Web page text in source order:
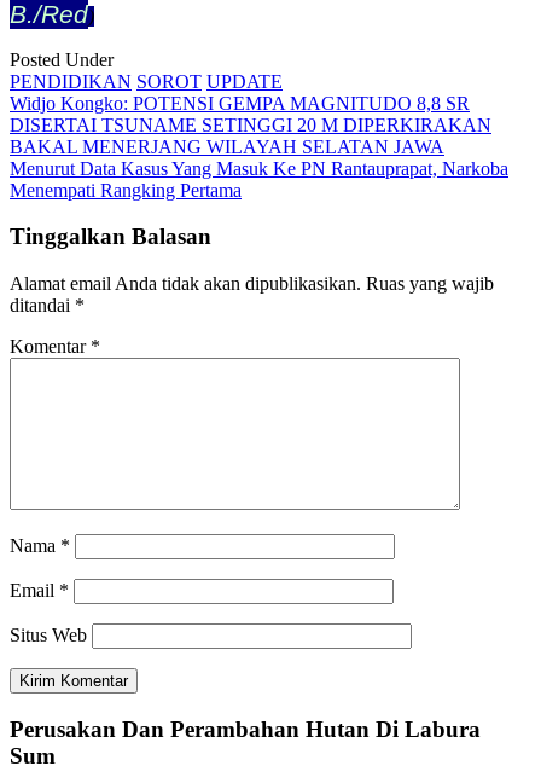
B./Red)
Posted Under
PENDIDIKAN SOROT UPDATE
Post
navigation
Widjo Kongko: POTENSI GEMPA MAGNITUDO 8,8 SR
DISERTAI TSUNAME SETINGGI 20 M DIPERKIRAKAN
BAKAL MENERJANG WILAYAH SELATAN JAWA
Menurut Data Kasus Yang Masuk Ke PN Rantauprapat, Narkoba
Menempati Rangking Pertama
Tinggalkan Balasan
Alamat email Anda tidak akan dipublikasikan. Ruas yang wajib
ditandai *
Komentar *
Nama *
Email *
Situs Web
Perusakan Dan Perambahan Hutan Di Labura
Sum